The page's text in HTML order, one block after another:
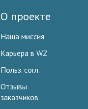
О проекте
Наша миссия
Карьера в WZ
Польз. согл.
Отзывы
заказчиков